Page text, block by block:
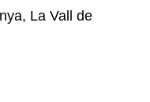
La Vall de